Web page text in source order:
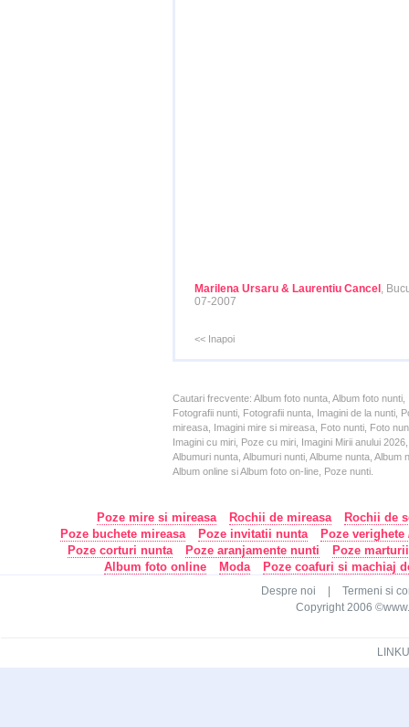
Marilena Ursaru & Laurentiu Cancel ,
07-2007
<< Inapoi
Cautari frecvente: Album foto nunta, Album foto
Fotografii nunti, Fotografii nunta, Imagini de la nunti,
mireasa, Imagini mire si mireasa, Foto nunti, Foto
Imagini cu miri, Poze cu miri, Imagini Mirii anului
Albumuri nunta, Albumuri nunti, Albume nunta,
Album online si Album foto on-line, Poze nunti.
Poze mire si mireasa Rochii de mireasa
Rochii de
Poze buchete mireasa
Poze invitatii nunta
Poze
Poze corturi nunta
Poze aranjamente nunti
Poze
Album foto online
Moda Poze coafuri si machiaj
Despre noi
Termeni si
Copyright 2006